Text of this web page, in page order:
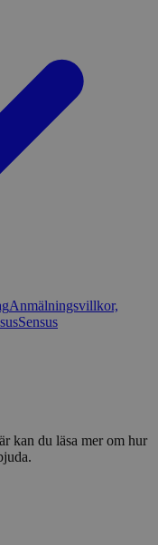
Anmälningsvillkor,
Sensus
kan du läsa mer om hur